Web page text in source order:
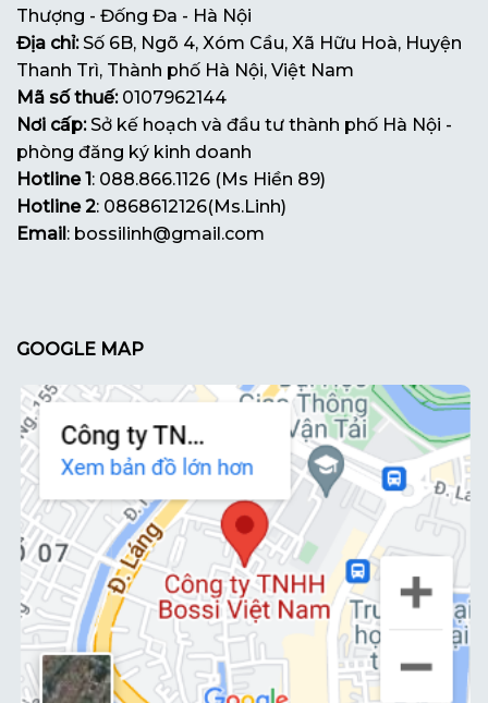
Thượng - Đống Đa - Hà Nội
Địa chỉ:Số 6B, Ngõ 4, Xóm Cầu, Xã Hữu Hoà, Huyện
Thanh Trì, Thành phố Hà Nội, Việt Nam
Mã số thuế:0107962144
Nơi cấp:Sở kế hoạch và đầu tư thành phố Hà Nội -
phòng đăng ký kinh doanh
Hotline 1: 088.866.1126 (Ms Hiền 89)
Hotline 2: 0868612126(Ms.Linh)
Email: bossilinh@gmail.com
GOOGLE MAP